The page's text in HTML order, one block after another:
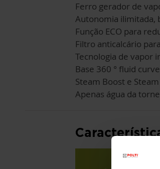
Ferro gerador de
Autonomia ilimitada,
Função ECO para
Filtro anticalcário
Tecnologia de vapor
Base 360 ° fluid
Steam Boost e
Apenas água da